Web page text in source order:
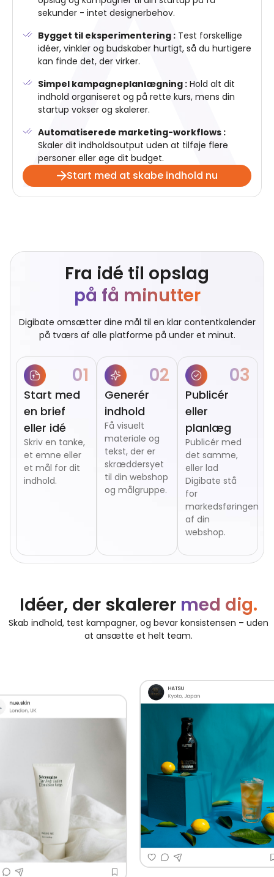
sekunder - intet designerbehov.
Bygget til eksperimentering : Test forskellige
idéer, vinkler og budskaber hurtigt, så du hurtigere
kan finde det, der virker.
Simpel kampagneplanlægning : Hold alt dit
indhold organiseret og på rette kurs, mens din
startup vokser og skalerer.
Automatiserede marketing-workflows :
Skaler dit indholdsoutput uden at tilføje flere
personer eller øge dit budget.
Start med at skabe indhold nu
Fra idé til opslag
på få minutter
Digibate omsætter dine mål til en klar contentkalender
på tværs af alle platforme på under et minut.
01
Start med
en brief
eller idé
Skriv en tanke,
et emne eller
et mål for dit
indhold.
02
Generér
indhold
Få visuelt
materiale og
tekst, der er
skræddersyet
til din webshop
og målgruppe.
03
Publicér
eller
planlæg
Publicér med
det samme,
eller lad
Digibate stå
for
markedsføringen
af din
webshop.
Idéer, der skalerer med dig.
Skab indhold, test kampagner, og bevar konsistensen – uden
at ansætte et helt team.